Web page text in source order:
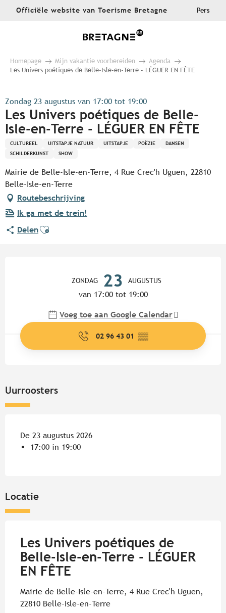
AllerOfficiële website van Toerisme Bretagne Pers
Homepage Mijn vakantie voorbereiden
Agenda
Les Univers poétiques de Belle-Isle-en-Terre - LÉGUER EN FÊTE
Zondag 23 augustus van 17:00 tot 19:00
Les Univers poétiques de Belle-
Isle-en-Terre - LÉGUER EN FÊTE
CULTUREEL UITSTAPJE NATUUR UITSTAPJE POËZIE
DANSEN
SCHILDERKUNST
SHOW
Mairie de Belle-Isle-en-Terre, 4 Rue Crec'h Uguen, 22810
Belle-Isle-en-Terre
Routebeschrijving
Ik ga met de trein!
DelenAjouter aux favoris
ZONDAG 23 AUGUSTUS
van 17:00 tot 19:00
Voeg toe aan Google Calendar
02 96 43 01 ▒▒
Uurroosters
De 23 augustus 2026
17:00 in 19:00
Locatie
Les Univers poétiques de
Belle-Isle-en-Terre - LÉGUER
EN FÊTE
Mairie de Belle-Isle-en-Terre, 4 Rue Crec'h Uguen,
22810 Belle-Isle-en-Terre